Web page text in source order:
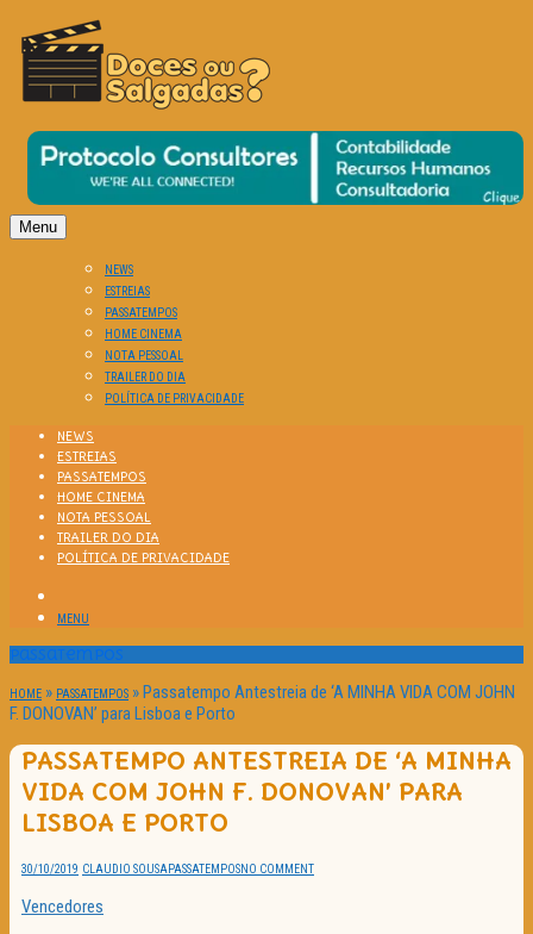
DOCES OU SALGADAS?
O Cinema? Uma Paixão!!
Menu
NEWS
ESTREIAS
PASSATEMPOS
HOME CINEMA
NOTA PESSOAL
TRAILER DO DIA
POLÍTICA DE PRIVACIDADE
NEWS
ESTREIAS
PASSATEMPOS
HOME CINEMA
NOTA PESSOAL
TRAILER DO DIA
POLÍTICA DE PRIVACIDADE
MENU
Passatempos
HOME » PASSATEMPOS »Passatempo Antestreia de ‘A MINHA VIDA COM JOHN
F. DONOVAN’ para Lisboa e Porto
PASSATEMPO ANTESTREIA DE ‘A MINHA
VIDA COM JOHN F. DONOVAN’ PARA
LISBOA E PORTO
30/10/2019 CLAUDIO SOUSAPASSATEMPOSNO COMMENT
Vencedores